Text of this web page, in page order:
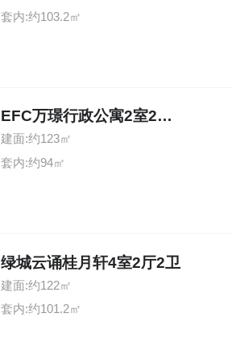
套内:约103.2㎡
EFC万璟行政公寓2室2厅2卫
建面:约123㎡
套内:约94㎡
绿城云诵桂月轩4室2厅2卫
建面:约122㎡
套内:约101.2㎡